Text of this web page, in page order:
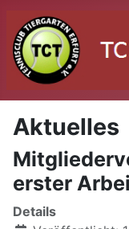
Aktuelles
erster
Details